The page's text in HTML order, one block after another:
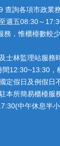
查詢各項市政業
週五08:30～
務，惟櫃檯數較
士林監理站服務
12:30~13:30，
定假日及例假日
本所簡易櫃檯服
中午休息半